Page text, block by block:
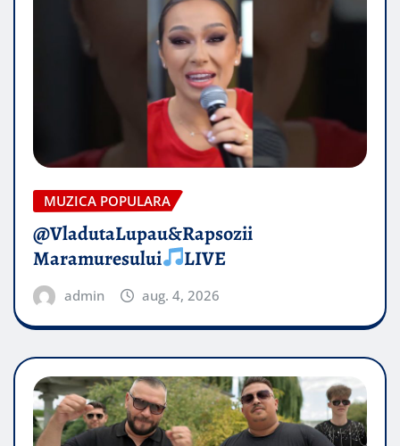
MUZICA POPULARA
@VladutaLupau&Rapsozii
Maramuresului
LIVE
admin aug. 4, 2026